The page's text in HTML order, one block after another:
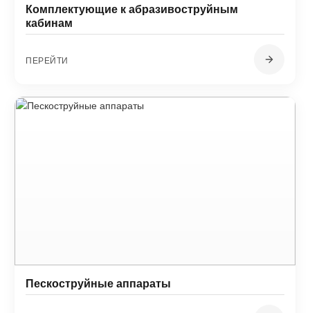
Комплектующие к абразивоструйным
кабинам
ПЕРЕЙТИ
Пескоструйные аппараты